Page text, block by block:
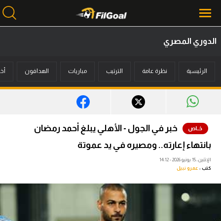
أخبار
ميركاتو
فانتازي في الجول
فيديوهات
الدوري المصري
الرئيسية نظرة عامة الترتيب مباريات الهدافون
خبر في الجول - الأهلي يبلغ أحمد رمضان
بانتهاء إعارته.. ومصيره في يد عموتة
الإثنين، 15 يونيو 2026 - 14:12
كتب : عمرو نبيل